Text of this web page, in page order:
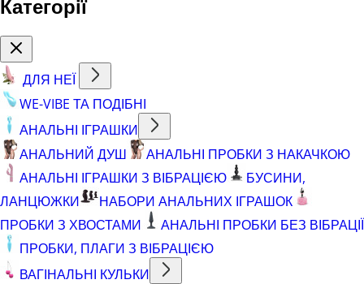
Категорії
ДЛЯ НЕЇ
WE-VIBE ТА ПОДІБНІ
АНАЛЬНІ ІГРАШКИ
АНАЛЬНИЙ ДУШ
АНАЛЬНІ ПРОБКИ З НАКАЧКОЮ
АНАЛЬНІ ІГРАШКИ З ВІБРАЦІЄЮ
БУСИНИ,
ЛАНЦЮЖКИ
НАБОРИ АНАЛЬНИХ ІГРАШОК
ПРОБКИ З ХВОСТАМИ
АНАЛЬНІ ПРОБКИ БЕЗ ВІБРАЦІЇ
ПРОБКИ, ПЛАГИ З ВІБРАЦІЄЮ
ВАГІНАЛЬНІ КУЛЬКИ